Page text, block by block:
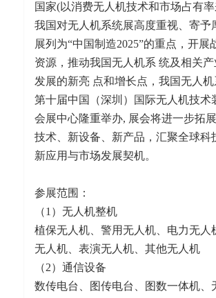
国家(以消费无人机技术和市场占有
我国对无人机系统展高度重视、寄
展列为“中国制造2025”的重点，开
资源，推动我国无人机系 统及相关
发展的新亮 点和增长点，我国无人
第十届中国（深圳）国际无人机技术
会展中心隆重举办, 展会将进一步拓
技术、新设备、新产品，汇聚全球
新应用与市场发展契机。
参展范围：
（1）无人机整机
植保无人机、警用无人机、电力无
无人机、表演无人机、其他无人机
（2）通信设备
数传电台、图传电台、图数一体机